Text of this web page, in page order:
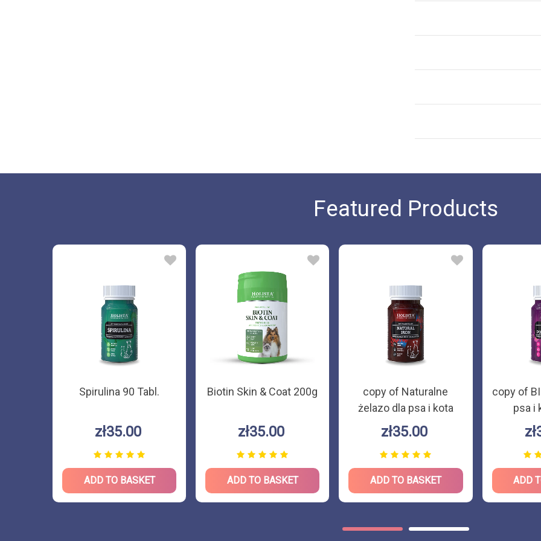
Featured Products
Spirulina 90 Tabl.
zł35.00
ADD TO BASKET
Biotin Skin & Coat 200g
zł35.00
ADD TO BASKET
copy of Naturalne
żelazo dla psa i kota
180g
zł35.00
ADD TO BASKET
copy of
psa i
ADD